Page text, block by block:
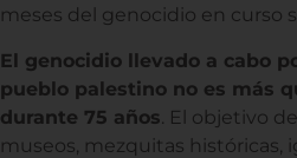
meses del genocidio en curso
El genocidio llevado a cabo
pueblo palestino no es más
durante 75 años . El objetivo
museos, mezquitas históricas,